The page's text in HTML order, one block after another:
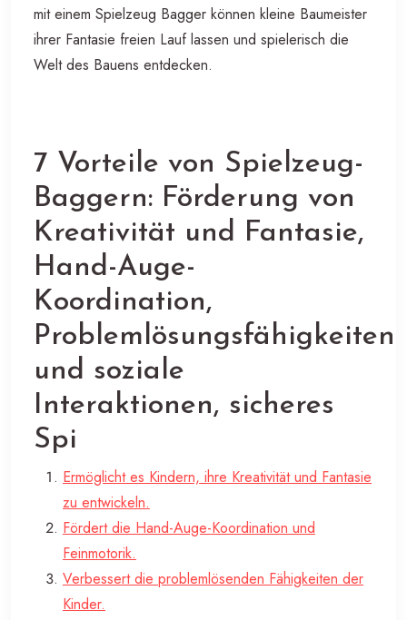
mit einem Spielzeug Bagger können kleine Baumeister
ihrer Fantasie freien Lauf lassen und spielerisch die
Welt des Bauens entdecken.
7 Vorteile von Spielzeug-
Baggern: Förderung von
Kreativität und Fantasie,
Hand-Auge-
Koordination,
Problemlösungsfähigkeiten
und soziale
Interaktionen, sicheres
Spi
Ermöglicht es Kindern, ihre Kreativität und Fantasie
zu entwickeln.
Fördert die Hand-Auge-Koordination und
Feinmotorik.
Verbessert die problemlösenden Fähigkeiten der
Kinder.